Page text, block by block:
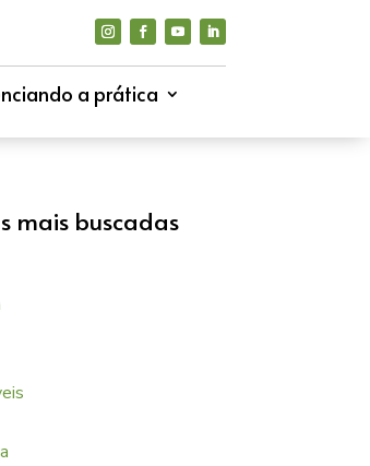
a prática
mais buscadas